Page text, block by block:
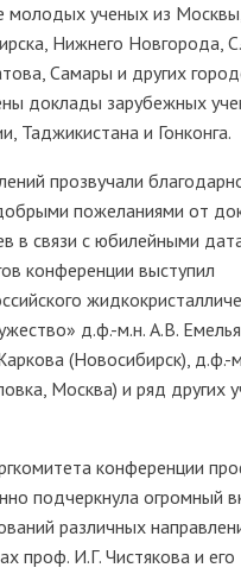
молодых ученых из
Нижнего Новгорода,
Самары и других
доклады зарубежных
Таджикистана и Гонконга.
прозвучали
пожеланиями от
в связи с юбилейными
конференции выступил
д.ф.-м.н. А.В.
(Новосибирск), д.ф.-
Москва) и ряд других
конференции
подчеркнула огромный
различных
проф. И.Г. Чистякова и его